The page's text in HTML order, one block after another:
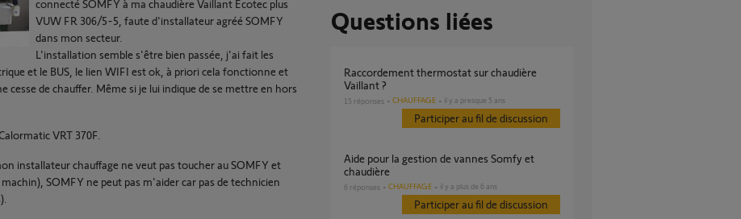
connecté SOMFY à ma chaudière Vaillant Ecotec plus
VUW FR 306/5-5, faute d'installateur agréé SOMFY
dans mon secteur.
L'installation semble s'être bien passée, j'ai fait les
et le BUS, le lien WIFI est ok, à priori cela fonctionne et
cesse de chauffer. Même si je lui indique de se mettre en hors
VRT 370F.
installateur chauffage ne veut pas toucher au SOMFY et
SOMFY ne peut pas m'aider car pas de technicien
Questions liées
Raccordement thermostat sur chaudière
Vaillant ?
15 réponses CHAUFFAGE il y a presque 5 ans
Participer au fil de discussion
Aide pour la gestion de vannes Somfy et
chaudière
6 réponses CHAUFFAGE il y a plus de 6 ans
Participer au fil de discussion